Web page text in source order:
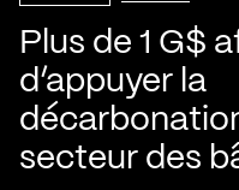
Plus de 1 G$
d’appuyer la
secteur des